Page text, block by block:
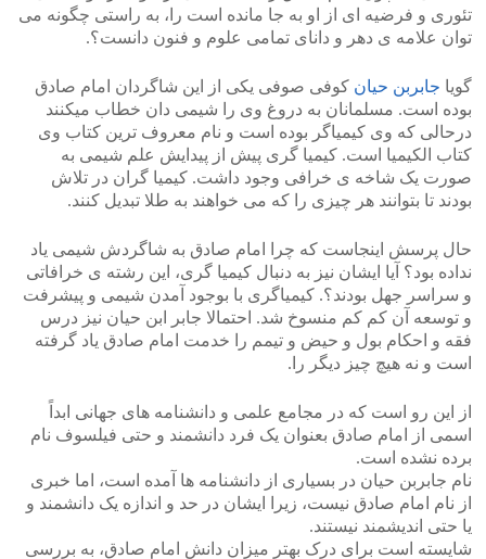
تئوری و فرضیه ای از او به جا مانده است را، به راستی چگونه می
توان علامه ی دهر و دانای تمامی علوم و فنون دانست؟.
گویا جابربن حیان کوفی صوفی یکی از این شاگردان امام صادق
بوده است. مسلمانان به دروغ وی را شیمی دان خطاب میکنند
درحالی که وی کیمیاگر بوده است و نام معروف ترین کتاب وی
کتاب الکیمیا است. کیمیا گری پیش از پیدایش علم شیمی به
صورت یک شاخه ی خرافی وجود داشت. کیمیا گران در تلاش
بودند تا بتوانند هر چیزی را که می خواهند به طلا تبدیل کنند.
حال پرسش اینجاست که چرا امام صادق به شاگردش شیمی یاد
نداده بود؟ آیا ایشان نیز به دنبال کیمیا گری، این رشته ی خرافاتی
و سراسر جهل بودند؟. کیمیاگری با بوجود آمدن شیمی و پیشرفت
و توسعه آن کم کم منسوخ شد. احتمالا جابر ابن حیان نیز درس
فقه و احکام بول و حیض و تیمم را خدمت امام صادق یاد گرفته
است و نه هیچ چیز دیگر را.
از این رو است که در مجامع علمی و دانشنامه های جهانی ابداً
اسمی از امام صادق بعنوان یک فرد دانشمند و حتی فیلسوف نام
برده نشده است.
نام جابربن حیان در بسیاری از دانشنامه ها آمده است، اما خبری
از نام امام صادق نیست، زیرا ایشان در حد و اندازه یک دانشمند و
یا حتی اندیشمند نیستند.
شایسته است برای درک بهتر میزان دانش امام صادق، به بررسی